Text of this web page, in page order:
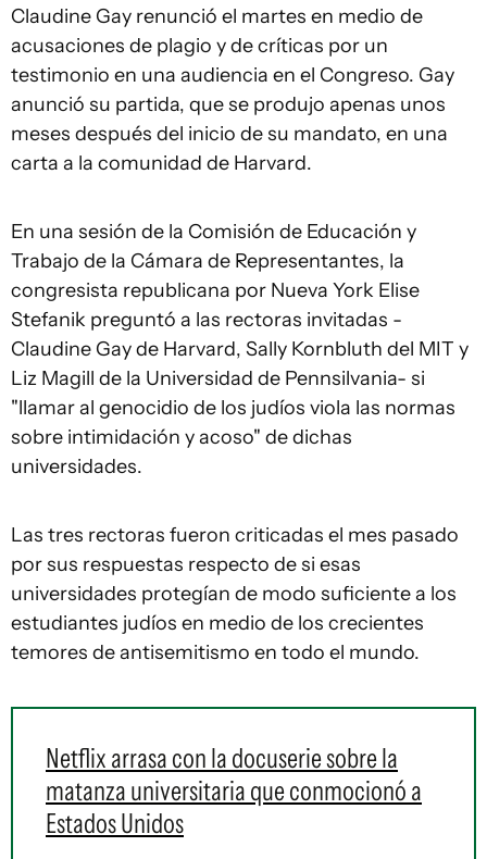
Claudine Gay renunció el martes en medio de
acusaciones de plagio y de críticas por un
testimonio en una audiencia en el Congreso. Gay
anunció su partida, que se produjo apenas unos
meses después del inicio de su mandato, en una
carta a la comunidad de Harvard.
En una sesión de la Comisión de Educación y
Trabajo de la Cámara de Representantes, la
congresista republicana por Nueva York Elise
Stefanik preguntó a las rectoras invitadas -
Claudine Gay de Harvard, Sally Kornbluth del MIT y
Liz Magill de la Universidad de Pennsilvania- si
"llamar al genocidio de los judíos viola las normas
sobre intimidación y acoso" de dichas
universidades.
Las tres rectoras fueron criticadas el mes pasado
por sus respuestas respecto de si esas
universidades protegían de modo suficiente a los
estudiantes judíos en medio de los crecientes
temores de antisemitismo en todo el mundo.
Netflix arrasa con la docuserie sobre la
matanza universitaria que conmocionó a
Estados Unidos